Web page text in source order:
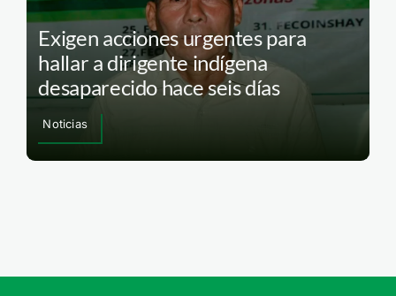
Exigen acciones urgentes para
hallar a dirigente indígena
desaparecido hace seis días
Noticias